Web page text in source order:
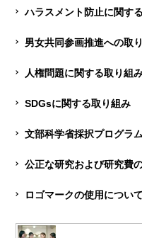
ハラスメント防止に関す
男女共同参画推進への取
人権問題に関する取り組
SDGsに関する取り組み
文部科学省採択プログラム
公正な研究および研究費
ロゴマークの使用について